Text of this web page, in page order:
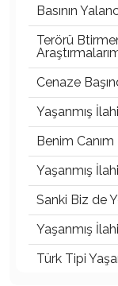
Basının
Terörü
Cenaze
Yaşanmış
Benim
Yaşanmış
Sanki Biz de
Yaşanmış
Türk Tipi